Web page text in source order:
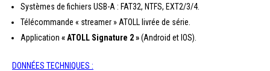
Systèmes de fichiers USB-A : FAT32, NTFS, EXT2/3/4.
Télécommande « streamer » ATOLL livrée de série.
Application « ATOLL Signature 2 »(Android et IOS).
DONNÉES TECHNIQUES :